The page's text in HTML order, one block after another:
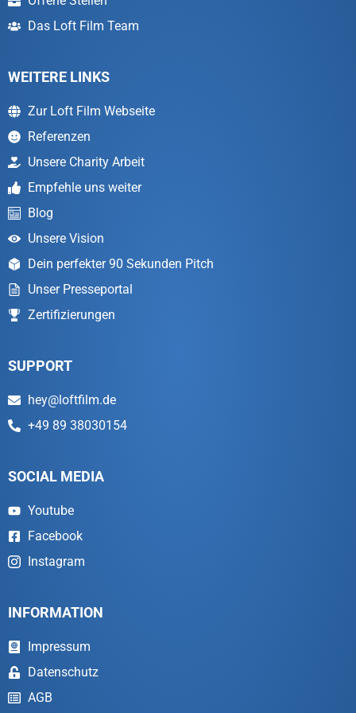
SUPPORT
hey@loftfilm.de
+49 89 38030154
SOCIAL MEDIA
Youtube
Facebook
Instagram
INFORMATION
Impressum
Datenschutz
AGB
Das Loft Film Team
WEITERE LINKS
Zur Loft Film Webseite
Referenzen
Unsere Charity Arbeit
Empfehle uns weiter
Blog
Unsere Vision
Dein perfekter 90 Sekunden Pitch
Unser Presseportal
Zertifizierungen